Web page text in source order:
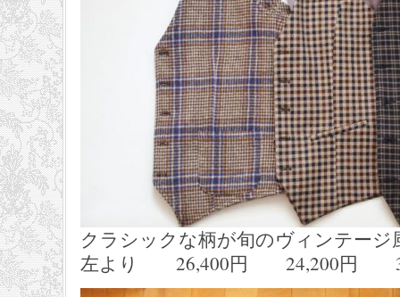
クラシックな柄が旬のヴィンテージ
左より 26,400円 24,200円